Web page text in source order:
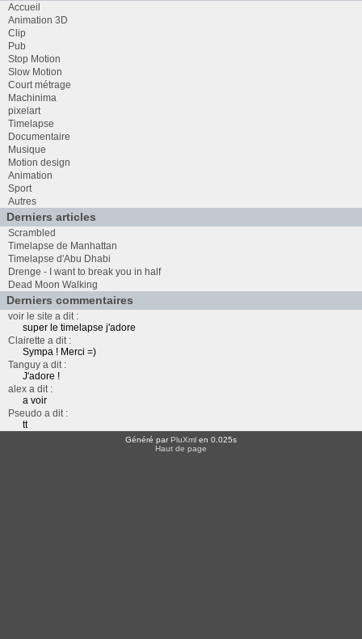
Accueil
Animation 3D
Clip
Pub
Stop Motion
Slow Motion
Court métrage
Machinima
pixelart
Timelapse
Documentaire
Musique
Motion design
Animation
Sport
Autres
Derniers articles
Scrambled
Timelapse de Manhattan
Timelapse d'Abu Dhabi
Drenge - I want to break you in half
Dead Moon Walking
Derniers commentaires
voir le site a dit :
super le timelapse j'adore
Clairette a dit :
Sympa ! Merci =)
Tanguy a dit :
J'adore !
alex a dit :
a voir
Pseudo a dit :
tt
Généré parPluXml en 0.025s
Haut de page